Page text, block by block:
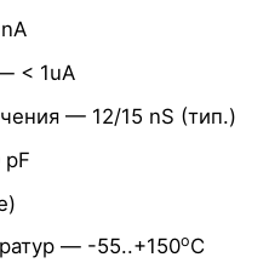
< 1uA
— 12/15 nS (тип.)
— -55..+150oC